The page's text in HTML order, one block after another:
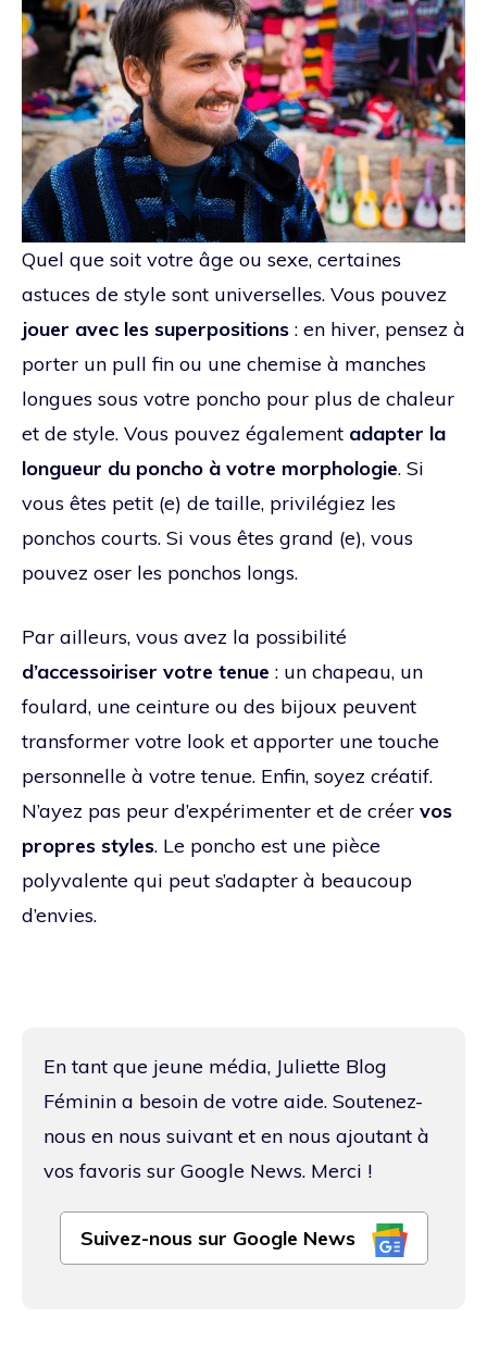
Quel que soit votre âge ou sexe, certaines
astuces de style sont universelles. Vous pouvez
jouer avec les superpositions : en hiver, pensez à
porter un pull fin ou une chemise à manches
longues sous votre poncho pour plus de chaleur
et de style. Vous pouvez également adapter la
longueur du poncho à votre morphologie. Si
vous êtes petit (e) de taille, privilégiez les
ponchos courts. Si vous êtes grand (e), vous
pouvez oser les ponchos longs.
Par ailleurs, vous avez la possibilité
d’accessoiriser votre tenue : un chapeau, un
foulard, une ceinture ou des bijoux peuvent
transformer votre look et apporter une touche
personnelle à votre tenue. Enfin, soyez créatif.
N’ayez pas peur d’expérimenter et de créer vos
propres styles. Le poncho est une pièce
polyvalente qui peut s’adapter à beaucoup
d’envies.
En tant que jeune média, Juliette Blog
Féminin a besoin de votre aide. Soutenez-
nous en nous suivant et en nous ajoutant à
vos favoris sur Google News. Merci !
Suivez-nous sur Google News